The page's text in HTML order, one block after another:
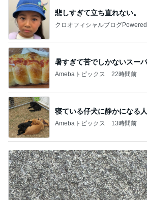
悲しすぎて立ち直れない。
クロオフィシャルブログ
暑すぎて苦でしかないスー
Amebaトピックス 22時間前
寝ている仔犬に静かになる
Amebaトピックス 13時間前